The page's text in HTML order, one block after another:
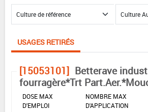
USAGES RETIRÉS
[15053101] Betterave
fourragère*Trt
DOSE MAX
D'EMPLOI
NOMBRE MAX
D'APPLICATION